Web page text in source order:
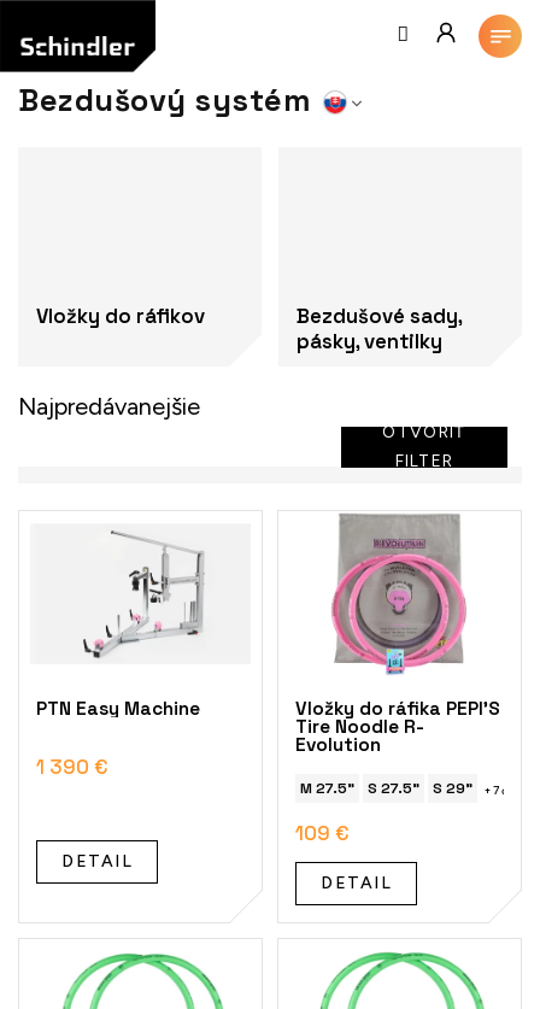
obsah
Bezdušový systém
Vložky do ráfikov
Bezdušové sady,
pásky, ventilky
Najpredávanejšie
OTVORIŤ
FILTER
V
PTN Easy Machine
1 390 €
DETAIL
Vložky do ráfika PEPI'S
Tire Noodle R-
Evolution
M 27.5" S 27.5" S 29" + 7 ďalších
109 €
DETAIL